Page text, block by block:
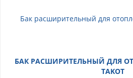
БАК РАСШИРИТЕЛЬНЫЙ ДЛЯ
TAKOT